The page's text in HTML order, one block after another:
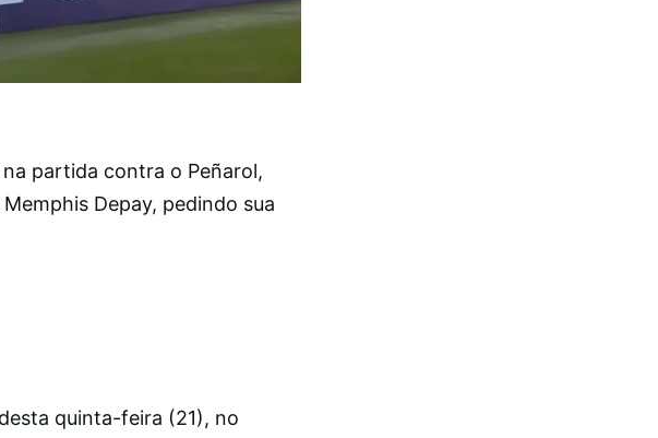
partida contra o Peñarol,
Depay, pedindo sua
quinta-feira (21), no